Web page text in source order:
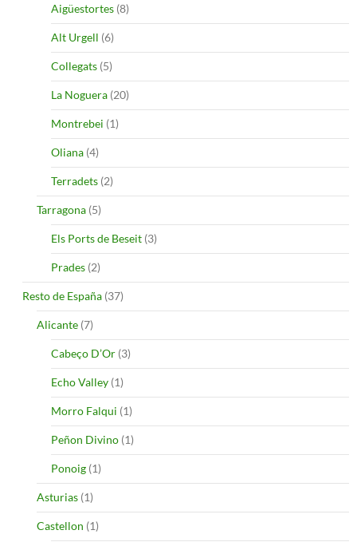
Aigüestortes (8)
Alt Urgell (6)
Collegats (5)
La Noguera (20)
Montrebei (1)
Oliana (4)
Terradets (2)
Tarragona (5)
Els Ports de Beseit (3)
Prades (2)
Resto de España (37)
Alicante (7)
Cabeço D’Or (3)
Echo Valley (1)
Morro Falqui (1)
Peñon Divino (1)
Ponoig (1)
Asturias (1)
Castellon (1)